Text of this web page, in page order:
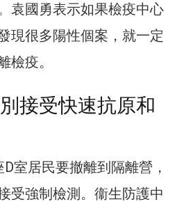
袁國勇表示如果檢疫中心
現很多陽性個案，就一定
檢疫。
接受快速抗原和
室居民要撤離到隔離營，
受強制檢測。衞生防護中